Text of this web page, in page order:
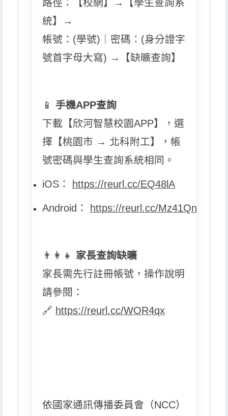
路徑：【校網】→【學生查詢系
統】→
帳號：(學號)｜密碼：(身分證字
號首字母大寫) →【缺曠查詢】
📱
手機APP查詢
下載【欣河智慧校園APP】，選
擇【桃園市 → 北科附工】，帳
號密碼與學生查詢系統相同。
iOS ： https://reurl.cc/EQ48lA
Android ： https://reurl.cc/Mz41Qn
👨 👩 👧 家長查詢缺曠
家長需先行註冊帳號，操作說明
請參閱：
🔗 https://reurl.cc/WOR4qx
依國家通訊傳播委員會（NCC）